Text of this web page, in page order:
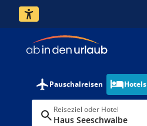
Pauschalreisen Hotels
Reiseziel oder Hotel
Haus Seeschwalbe